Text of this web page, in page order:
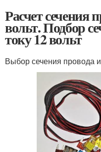
Расчет сечения
вольт. Подбор
току 12 вольт
Выбор сечения провода